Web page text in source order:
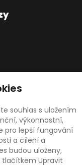
awebhosting
v ČR
souhlas s uložením
výkonnostní,
pro lepší fungování
a cílení a
budou uloženy,
Upravit